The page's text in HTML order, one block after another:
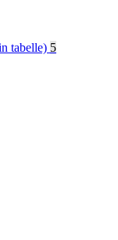
tabelle) 5